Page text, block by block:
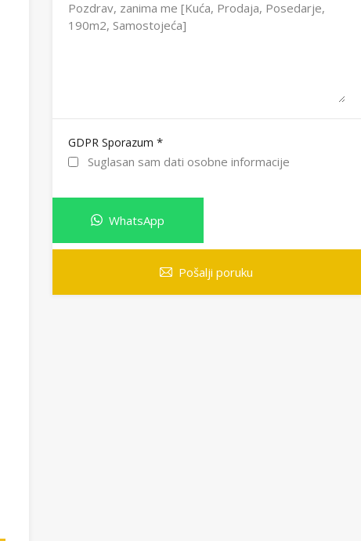
GDPR Sporazum *
Suglasan sam dati osobne informacije
WhatsApp
Pošalji poruku